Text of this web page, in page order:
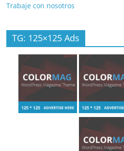
Trabaje con nosotros
TG: 125×125 Ads